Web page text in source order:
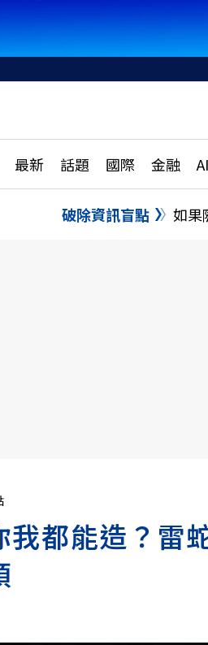
最新 話題 國際 金融 AI
活動
話題
國際
破除資訊盲點 如果
我都能造？雷